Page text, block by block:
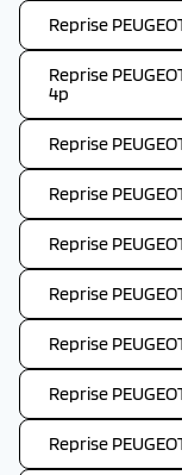
Reprise
Reprise
4p
Reprise
Reprise
Reprise
Reprise
Reprise
Reprise
Reprise